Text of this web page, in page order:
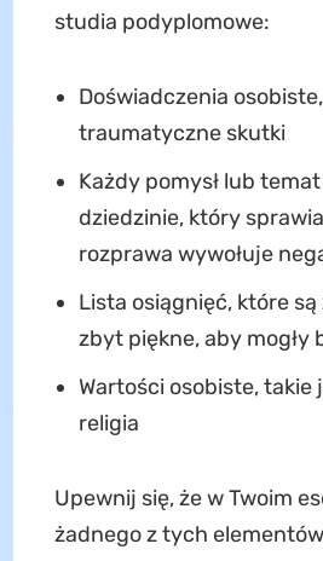
studia podyplomowe:
Doświadczenia
traumatyczne skutki
Każdy pomysł lub
dziedzinie, który
rozprawa wywołuje
Lista osiągnięć, które są
zbyt piękne, aby mogły
Wartości osobiste, takie
religia
Upewnij się, że w Twoim
żadnego z tych